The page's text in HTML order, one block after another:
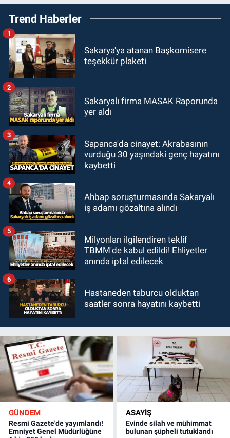
Trend Haberler
Sakarya'ya atanan Başkomisere
teşekkür plaketi
1
Sakaryalı firma MASAK Raporunda
yer aldı
2
Sapanca'da cinayet: Akrabasının
vurduğu 30 yaşındaki genç hayatını
kaybetti
3
Ahbap soruşturmasında Sakaryalı
iş adamı gözaltına alındı
4
Milyonları ilgilendiren teklif
TBMM'de kabul edildi! Ehliyetler
anında iptal edilecek
5
Hastaneden taburcu olduktan
saatler sonra hayatını kaybetti
6
GÜNDEM
Resmi Gazete'de yayımlandı!
Emniyet Genel Müdürlüğüne
ASAYİŞ
Evinde silah ve mühimmat
bulunan şüpheli tutuklandı